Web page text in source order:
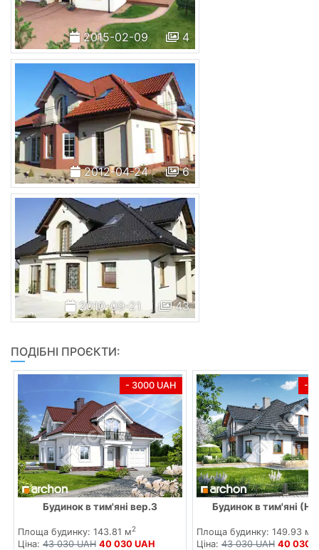
2015-02-09 4
2012-04-24 6
2010-09-21 43
ПОДІБНІ ПРОЄКТИ:
- 3000 UAH
Будинок в тим'яні вер.3
Площа будинку: 143.81 м2
Ціна: 43 030 UAH 40 030 UAH
-
Будинок в тим'яні (Н)
Площа будинку: 149.93 м
Ціна:43 030 UAH 40 030